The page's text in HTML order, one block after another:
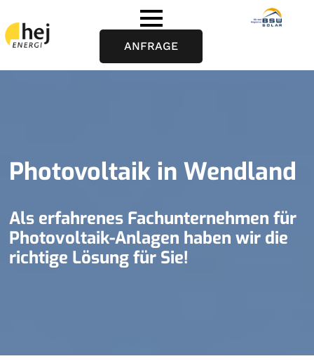
ANFRAGE
Photovoltaik in Wendland
Als erfahrenes Fachunternehmen für
Photovoltaik-Anlagen haben wir die
richtige Lösung für Sie!